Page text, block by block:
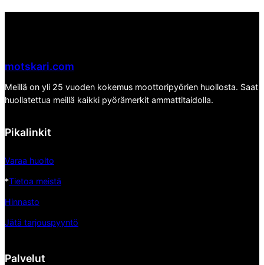
motskari.com
Meillä on yli 25 vuoden kokemus moottoripyörien huollosta. Saat
huollatettua meillä kaikki pyörämerkit ammattitaidolla.
Pikalinkit
Varaa huolto
*Tietoa meistä
Hinnasto
Jätä tarjouspyyntö
Palvelut